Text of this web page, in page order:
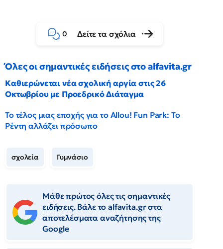
0 Δείτε τα σχόλια
Όλες οι σημαντικές ειδήσεις στο alfavita.gr
Καθιερώνεται νέα σχολική αργία στις 26
Οκτωβρίου με Προεδρικό Διάταγμα
Το τέλος μιας εποχής για το Allou! Fun Park: Το
Ρέντη αλλάζει πρόσωπο
σχολεία Γυμνάσιο
Μάθε πρώτος όλες τις σημαντικές
ειδήσεις. Βάλε το alfavita.gr στα
αποτελέσματα αναζήτησης της
Google